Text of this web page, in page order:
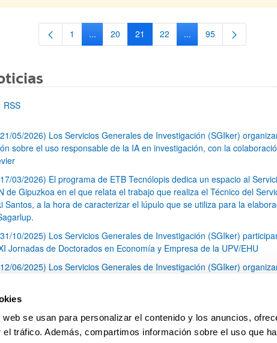
se usan para personalizar el contenido y los anuncios,
tráfico. Además, compartimos información sobre el uso que
Página
1 ...Páginas intermedias Use TAB para desplazarse.
Página
20 Página
21 Página
22 ...Páginas intermedias
Página
95
RSS
05/2026) Los Servicios Generales de Investigación (SGIker)
sobre el uso responsable de la IA en investigación, con la
03/2026) El programa de ETB Tecnólopis dedica un espacio al
de Gipuzkoa en el que relata el trabajo que realiza el Técnico del
Santos, a la hora de caracterizar el lúpulo que se utiliza para la
10/2025) Los Servicios Generales de Investigación (SGIker)
Jornadas de Doctorados en Economía y Empresa de la UPV/EHU
06/2025) Los Servicios Generales de Investigación (SGIker)
química de dos variedades de lúpulo silvestre